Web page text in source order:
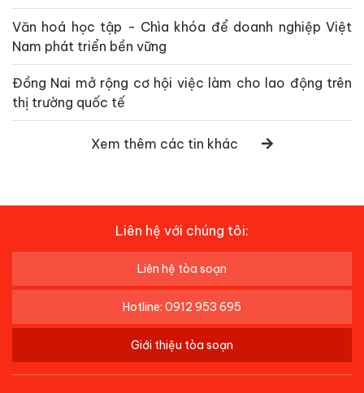
Văn hoá học tập - Chìa khóa để doanh nghiệp Việt
Nam phát triển bền vững
Đồng Nai mở rộng cơ hội việc làm cho lao động trên
thị trường quốc tế
Xem thêm các tin khác
Liên hệ với chúng tôi:
Liên hệ tòa soạn
Hotline: 0912 953 695
Giới thiệu tòa soạn